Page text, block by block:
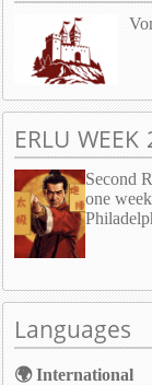
ERLU WEEK
Second
one
Languages
🌍 International